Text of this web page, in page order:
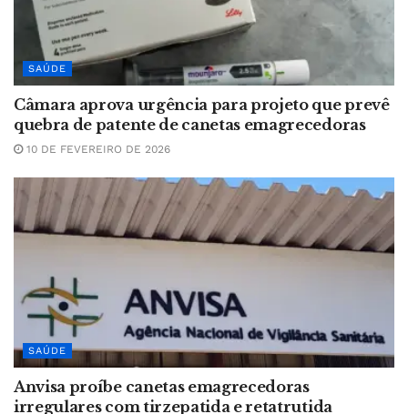
SAÚDE
Câmara aprova urgência para projeto que prevê
quebra de patente de canetas emagrecedoras
10 DE FEVEREIRO DE 2026
SAÚDE
Anvisa proíbe canetas emagrecedoras
irregulares com tirzepatida e retatrutida